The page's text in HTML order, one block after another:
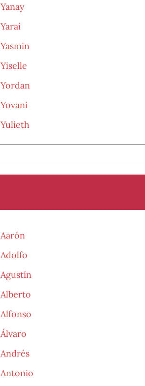
Yanay
Yaraí
Yasmin
Yiselle
Yordan
Yovani
Yulieth
Aarón
Adolfo
Agustín
Alberto
Alfonso
Álvaro
Andrés
Antonio